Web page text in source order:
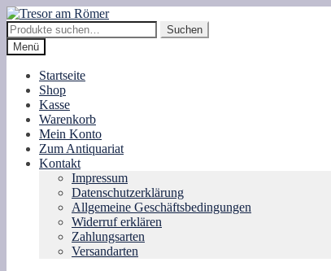
Zur
Navigation
springen
Zum
Inhalt
springen
Suche
nach:
Suchen
Menü
Startseite
Shop
Kasse
Warenkorb
Mein Konto
Zum Antiquariat
Kontakt
Impressum
Datenschutzerklärung
Allgemeine Geschäftsbedingungen
Widerruf erklären
Zahlungsarten
Versandarten